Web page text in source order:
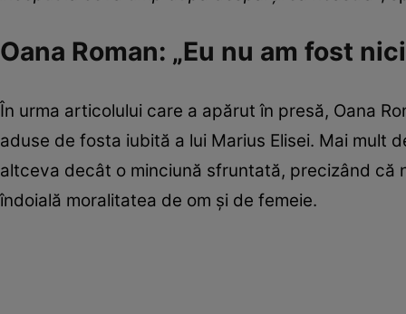
Oana Roman: „Eu nu am fost
În urma articolului care a apărut în presă, Oana
aduse de fosta iubită a lui Marius Elisei. Mai mult
altceva decât o minciună sfruntată, precizând că
îndoială moralitatea de om și de femeie.